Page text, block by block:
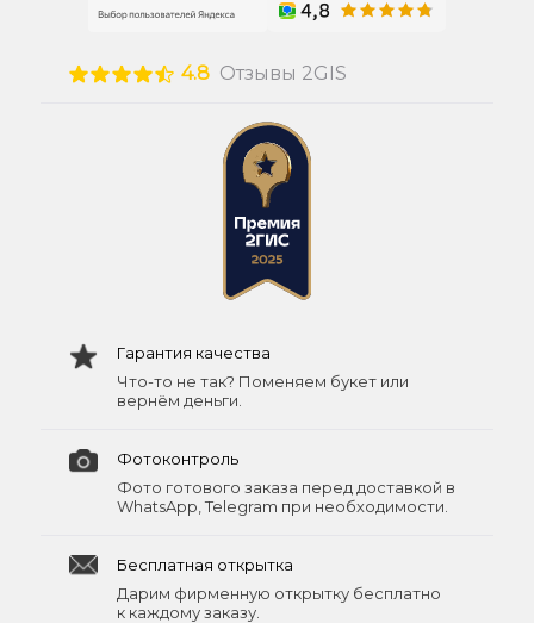
4.8 Отзывы 2GIS
Гарантия качества
Что-то не так? Поменяем букет или
вернём деньги.
Фотоконтроль
Фото готового заказа перед доставкой в
WhatsApp, Telegram при необходимости.
Бесплатная открытка
Дарим фирменную открытку бесплатно
к каждому заказу.